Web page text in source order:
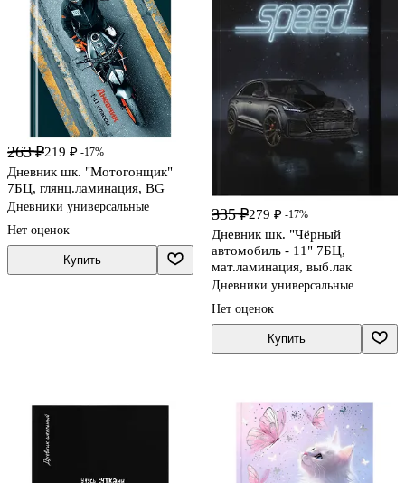
263 ₽219 ₽ -17%
Дневник шк. "Мотогонщик"
7БЦ, глянц.ламинация, BG
Дневники универсальные
Нет оценок
Купить
335 ₽279 ₽ -17%
Дневник шк. "Чёрный
автомобиль - 11" 7БЦ,
мат.ламинация, выб.лак
Дневники универсальные
Нет оценок
Купить